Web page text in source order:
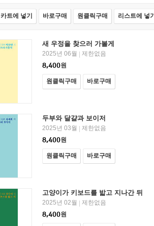
카트에 넣기 바로구매 원클릭구매 리스트에 넣기
새 우정을 찾으러 가볼게
2025년 06월
제한없음
8,400원
원클릭구매 바로구매
두부와 달걀과 보이저
2025년 03월
제한없음
8,400원
원클릭구매 바로구매
고양이가 키보드를 밟고 지나간 뒤
2025년 02월
제한없음
8,400원